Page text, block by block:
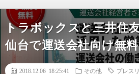
トラボックスと三井住
仙台で運送会社向け無
2018.12.06 18:25:41 その他 プレス